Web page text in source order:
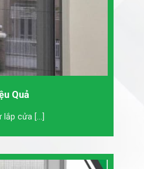
Quả
cửa [...]